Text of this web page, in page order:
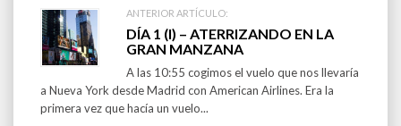
ANTERIOR ARTÍCULO:
DÍA 1 (I) – ATERRIZANDO EN LA
GRAN MANZANA
A las 10:55 cogimos el vuelo que nos llevaría
a Nueva York desde Madrid con American Airlines. Era la
primera vez que hacía un vuelo...